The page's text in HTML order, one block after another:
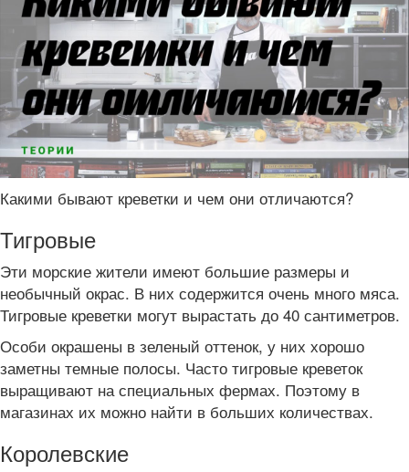
Какими бывают креветки и чем они отличаются?
Тигровые
Эти морские жители имеют большие размеры и
необычный окрас. В них содержится очень много мяса.
Тигровые креветки могут вырастать до 40 сантиметров.
Особи окрашены в зеленый оттенок, у них хорошо
заметны темные полосы. Часто тигровые креветок
выращивают на специальных фермах. Поэтому в
магазинах их можно найти в больших количествах.
Королевские